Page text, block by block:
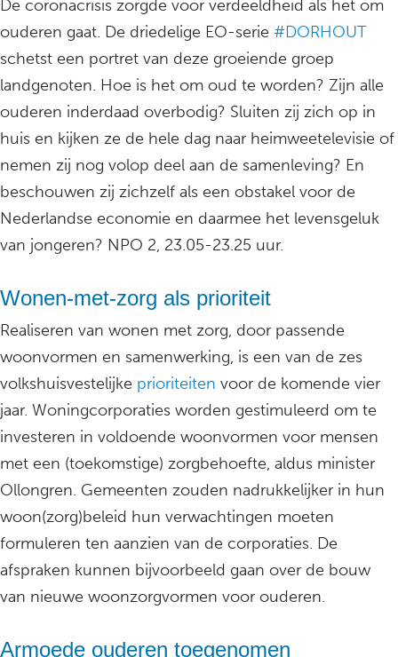
De coronacrisis zorgde voor verdeeldheid als het om
ouderen gaat. De driedelige EO-serie #DORHOUT
schetst een portret van deze groeiende groep
landgenoten. Hoe is het om oud te worden? Zijn alle
ouderen inderdaad overbodig? Sluiten zij zich op in
huis en kijken ze de hele dag naar heimweetelevisie of
nemen zij nog volop deel aan de samenleving? En
beschouwen zij zichzelf als een obstakel voor de
Nederlandse economie en daarmee het levensgeluk
van jongeren? NPO 2, 23.05-23.25 uur.
Wonen-met-zorg als prioriteit
Realiseren van wonen met zorg, door passende
woonvormen en samenwerking, is een van de zes
volkshuisvestelijke prioriteiten voor de komende vier
jaar. Woningcorporaties worden gestimuleerd om te
investeren in voldoende woonvormen voor mensen
met een (toekomstige) zorgbehoefte, aldus minister
Ollongren. Gemeenten zouden nadrukkelijker in hun
woon(zorg)beleid hun verwachtingen moeten
formuleren ten aanzien van de corporaties. De
afspraken kunnen bijvoorbeeld gaan over de bouw
van nieuwe woonzorgvormen voor ouderen.
Armoede ouderen toegenomen